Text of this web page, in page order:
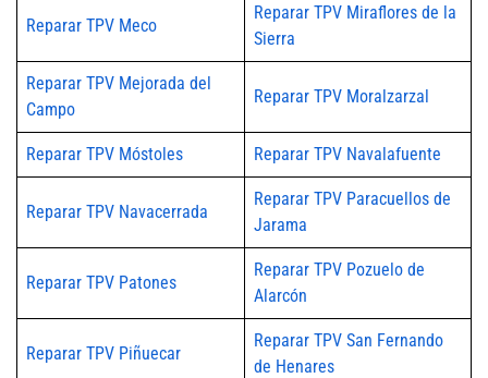
Reparar TPV Meco
Reparar TPV Miraflores de la
Sierra
Reparar TPV Mejorada del
Campo
Reparar TPV Moralzarzal
Reparar TPV Móstoles Reparar TPV Navalafuente
Reparar TPV Navacerrada
Reparar TPV Paracuellos de
Jarama
Reparar TPV Patones
Reparar TPV Pozuelo de
Alarcón
Reparar TPV Piñuecar
Reparar TPV San Fernando
de Henares